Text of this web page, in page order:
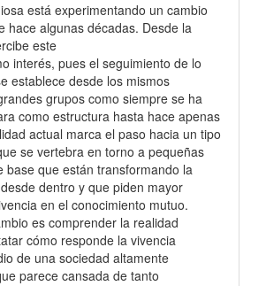
está experimentando un cambio
hace algunas décadas. Desde la
este
interés, pues el seguimiento de lo
establece desde los mismos
grupos como siempre se ha
como estructura hasta hace apenas
actual marca el paso hacia un tipo
se vertebra en torno a pequeñas
base que están transformando la
dentro y que piden mayor
en el conocimiento mutuo.
es comprender la realidad
cómo responde la vivencia
de una sociedad altamente
parece cansada de tanto